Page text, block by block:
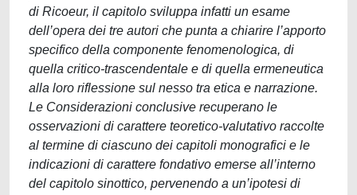
di Ricoeur, il capitolo sviluppa infatti un esame
dell’opera dei tre autori che punta a chiarire l’apporto
specifico della componente fenomenologica, di
quella critico-trascendentale e di quella ermeneutica
alla loro riflessione sul nesso tra etica e narrazione.
Le Considerazioni conclusive recuperano le
osservazioni di carattere teoretico-valutativo raccolte
al termine di ciascuno dei capitoli monografici e le
indicazioni di carattere fondativo emerse all’interno
del capitolo sinottico, pervenendo a un’ipotesi di